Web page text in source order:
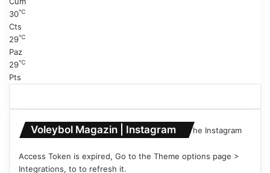
30℃
Cts
29℃
Paz
29℃
Pts
Voleybol Magazin | Instagram The Instagram
Access Token is expired, Go to the Theme options page >
Integrations, to to refresh it.